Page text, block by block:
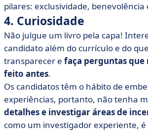
pilares: exclusividade, benevolência
4. Curiosidade
Não julgue um livro pela capa!
candidato além do currículo e do
transparecer e faça perguntas
feito antes.
Os candidatos têm o hábito de
experiências, portanto, não tenha
detalhes e investigar áreas de
como um investigador experiente,